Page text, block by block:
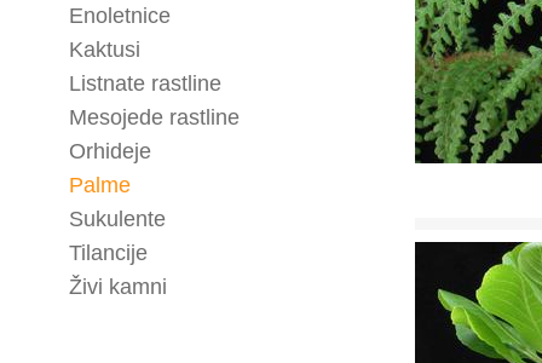
Enoletnice
Kaktusi
Listnate rastline
Mesojede rastline
Orhideje
Palme
Sukulente
Tilancije
Živi kamni